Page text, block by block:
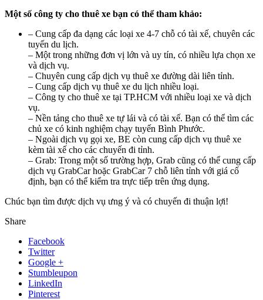
Một số công ty cho thuê xe bạn có thể tham khảo:
– Cung cấp đa dạng các loại xe 4-7 chỗ có tài xế, chuyên các
tuyến du lịch.
– Một trong những đơn vị lớn và uy tín, có nhiều lựa chọn xe
và dịch vụ.
– Chuyên cung cấp dịch vụ thuê xe đường dài liên tỉnh.
– Cung cấp dịch vụ thuê xe du lịch nhiều loại.
– Công ty cho thuê xe tại TP.HCM với nhiều loại xe và dịch
vụ.
– Nền tảng cho thuê xe tự lái và có tài xế. Bạn có thể tìm các
chủ xe có kinh nghiệm chạy tuyến Bình Phước.
– Ngoài dịch vụ gọi xe, BE còn cung cấp dịch vụ thuê xe
kèm tài xế cho các chuyến đi tỉnh.
– Grab: Trong một số trường hợp, Grab cũng có thể cung cấp
dịch vụ GrabCar hoặc GrabCar 7 chỗ liên tỉnh với giá cố
định, bạn có thể kiểm tra trực tiếp trên ứng dụng.
Chúc bạn tìm được dịch vụ ưng ý và có chuyến đi thuận lợi!
Share
Facebook
Twitter
Google +
Stumbleupon
LinkedIn
Pinterest